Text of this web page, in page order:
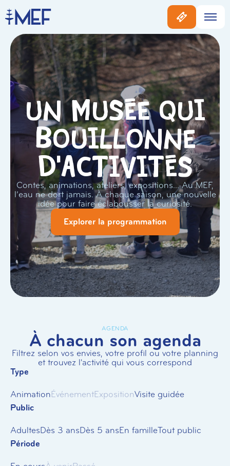
Un musée qui
bouillonne
d'activités
Contes, animations, ateliers, expositions… Au MEF,
l’eau ne dort jamais. À chaque saison, une nouvelle
idée pour faire éclabousser la curiosité.
Explorer la programmation
AGENDA
À chacun son agenda
Filtrez selon vos envies, votre profil ou votre planning
et trouvez l'activité qui vous correspond
Type
AnimationÉvénementExpositionVisite guidée
Public
AdultesDès 3 ansDès 5 ansEn familleTout public
Période